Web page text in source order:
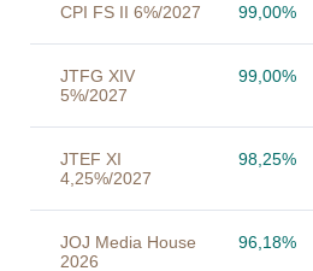
CPI FS II 6%/2027 99,00%
JTFG XIV
5%/2027
99,00%
JTEF XI
4,25%/2027
98,25%
JOJ Media House
2026
96,18%